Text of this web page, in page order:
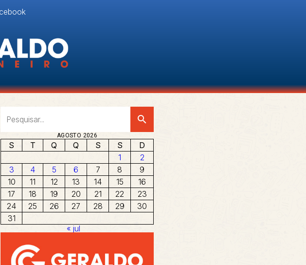
search
AGOSTO 2026
S T Q Q S S
D
1
2
3
4 5 6 7 8
9
10
11 12 13 14 15
16
17
18 19 20 21 22
23
24
25 26 27 28 29
30
31
« jul